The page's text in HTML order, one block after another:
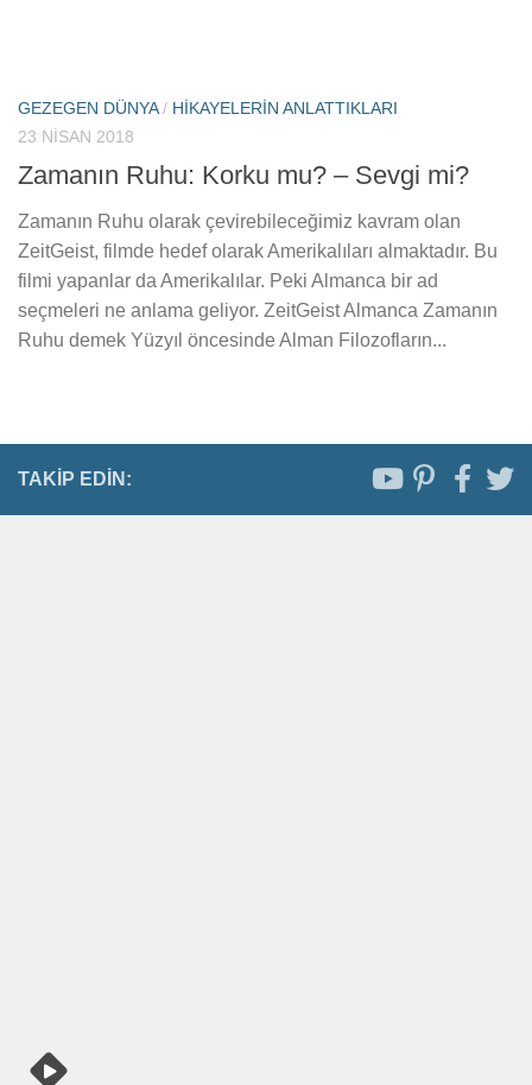
GEZEGEN DÜNYA/ HIKAYELERIN ANLATTIKLARI
23 NISAN 2018
Zamanın Ruhu: Korku mu? – Sevgi mi?
Zamanın Ruhu olarak çevirebileceğimiz kavram olan
ZeitGeist, filmde hedef olarak Amerikalıları almaktadır. Bu
filmi yapanlar da Amerikalılar. Peki Almanca bir ad
seçmeleri ne anlama geliyor. ZeitGeist Almanca Zamanın
Ruhu demek Yüzyıl öncesinde Alman Filozofların...
TAKIP EDIN: